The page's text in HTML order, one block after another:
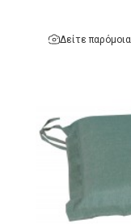
Δείτε παρόμοια